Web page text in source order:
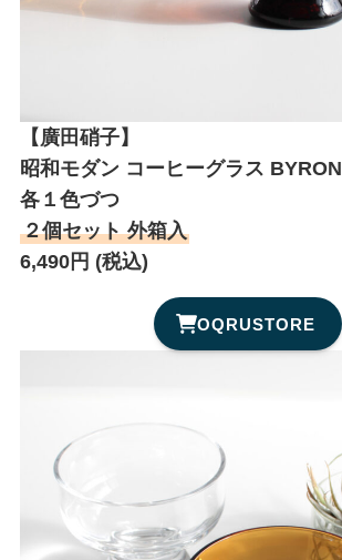
【廣田硝子】
昭和モダン コーヒーグラス BYRON
各１色づつ
２個セット 外箱入
6,490円 (税込)
OQRUSTORE